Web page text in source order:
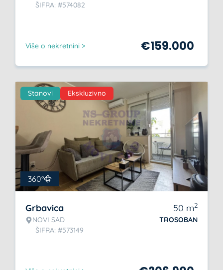
ŠIFRA: #574082
Više o nekretnini > €159.000
Stanovi Ekskluzivno
360°
Grbavica
NOVI SAD
ŠIFRA: #573149
50 m2
TROSOBAN